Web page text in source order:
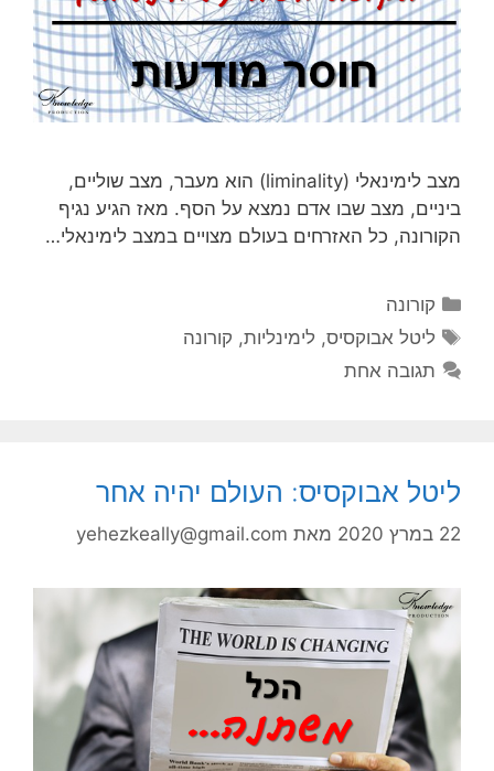
מצב לימינאלי (liminality) הוא מעבר, מצב שוליים,
ביניים, מצב שבו אדם נמצא על הסף. מאז הגיע נגיף
הקורונה, כל האזרחים בעולם מצויים במצב לימינאלי…
קטגוריות
קורונה
תגיות
ליטל אבוקסיס, לימינליות, קורונה
תגובה אחת
ליטל אבוקסיס: העולם יהיה אחר
22 במרץ 2020 מאת yehezkeally@gmail.com